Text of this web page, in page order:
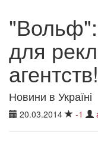
"Вольф":
для
агентств!
Новини в Україні
20.03.2014 -1